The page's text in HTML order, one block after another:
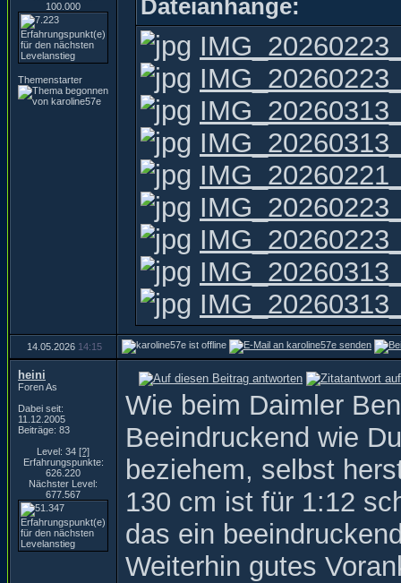
100.000
Themenstarter
Dateianhänge:
14.05.2026 14:15
heini
Foren As
Dabei seit:
11.12.2005
Beiträge: 83
Level: 34 [?]
Erfahrungspunkte:
626.220
Nächster Level:
677.567
Wie beim Daimler
Beeindruckend wie
beziehem, selbst
130 cm ist für 1:12
das ein
Weiterhin gutes